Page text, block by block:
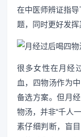
在中医师辨证指
题，同时更好发挥
很多女性在月经
血，四物汤作为
备选方案。但月
物汤，并非“千人
素仔细判断，盲